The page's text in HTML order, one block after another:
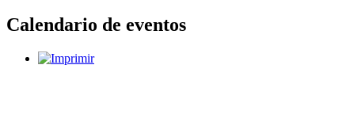
Calendario de eventos